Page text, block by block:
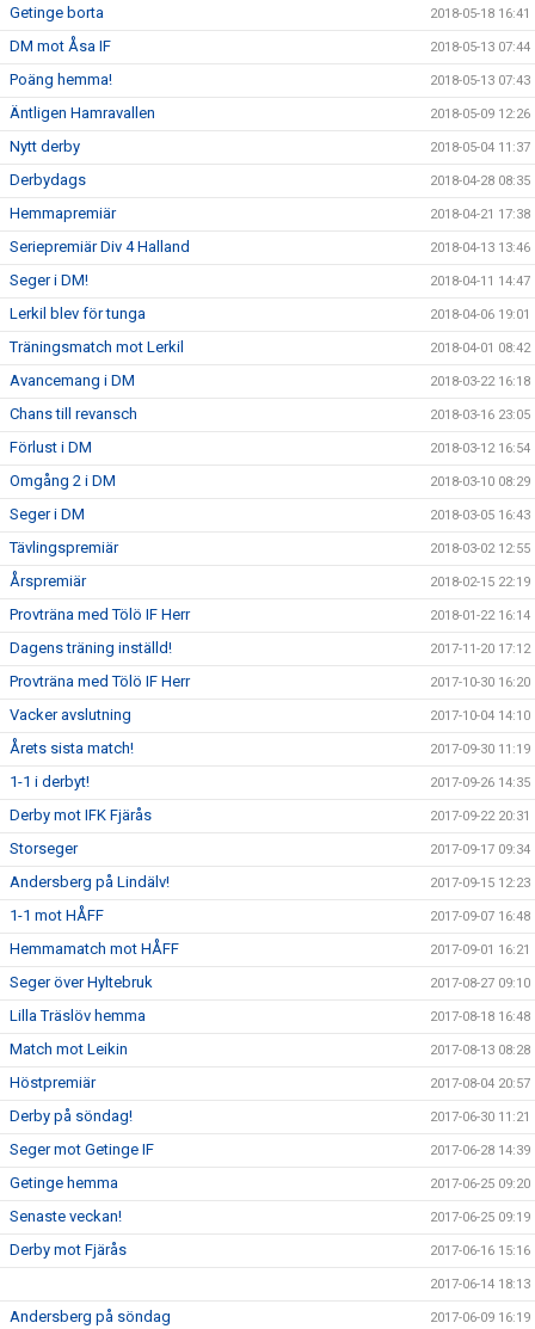
Getinge borta 2018-05-18 16:41
DM mot Åsa IF 2018-05-13 07:44
Poäng hemma! 2018-05-13 07:43
Äntligen Hamravallen 2018-05-09 12:26
Nytt derby 2018-05-04 11:37
Derbydags 2018-04-28 08:35
Hemmapremiär 2018-04-21 17:38
Seriepremiär Div 4 Halland 2018-04-13 13:46
Seger i DM! 2018-04-11 14:47
Lerkil blev för tunga 2018-04-06 19:01
Träningsmatch mot Lerkil 2018-04-01 08:42
Avancemang i DM 2018-03-22 16:18
Chans till revansch 2018-03-16 23:05
Förlust i DM 2018-03-12 16:54
Omgång 2 i DM 2018-03-10 08:29
Seger i DM 2018-03-05 16:43
Tävlingspremiär 2018-03-02 12:55
Årspremiär 2018-02-15 22:19
Provträna med Tölö IF Herr 2018-01-22 16:14
Dagens träning inställd! 2017-11-20 17:12
Provträna med Tölö IF Herr 2017-10-30 16:20
Vacker avslutning 2017-10-04 14:10
Årets sista match! 2017-09-30 11:19
1-1 i derbyt! 2017-09-26 14:35
Derby mot IFK Fjärås 2017-09-22 20:31
Storseger 2017-09-17 09:34
Andersberg på Lindälv! 2017-09-15 12:23
1-1 mot HÅFF 2017-09-07 16:48
Hemmamatch mot HÅFF 2017-09-01 16:21
Seger över Hyltebruk 2017-08-27 09:10
Lilla Träslöv hemma 2017-08-18 16:48
Match mot Leikin 2017-08-13 08:28
Höstpremiär 2017-08-04 20:57
Derby på söndag! 2017-06-30 11:21
Seger mot Getinge IF 2017-06-28 14:39
Getinge hemma 2017-06-25 09:20
Senaste veckan! 2017-06-25 09:19
Derby mot Fjärås 2017-06-16 15:16
2017-06-14 18:13
Andersberg på söndag 2017-06-09 16:19